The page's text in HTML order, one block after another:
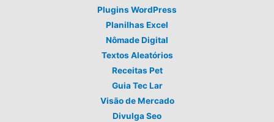
Plugins WordPress
Planilhas Excel
Nômade Digital
Textos Aleatórios
Receitas Pet
Guia Tec Lar
Visão de Mercado
Divulga Seo